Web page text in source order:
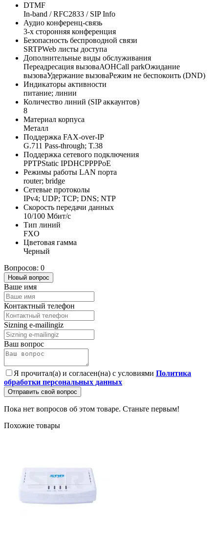
DTMF
In-band / RFC2833 / SIP Info
Аудио конференц-связь
3-х сторонняя конференция
Безопасность беспроводной связи
SRTPWeb листы доступа
Дополнительные виды обслуживания
Переадресация вызоваАОНCall parkОжидание
вызоваУдержание вызоваРежим не беспокоить (DND)
Индикаторы активности
питание; линии
Количество линий (SIP аккаунтов)
8
Материал корпуса
Металл
Поддержка FAX-over-IP
G.711 Pass-through; T.38
Поддержка сетевого подключения
PPTPStatic IPDHCPPPPoE
Режимы работы LAN порта
router; bridge
Сетевые протоколы
IPv4; UDP; TCP; DNS; NTP
Скорость передачи данных
10/100 Мбит/c
Тип линий
FXO
Цветовая гамма
Черный
Вопросов: 0
Новый вопрос
Ваше имя
Контактный телефон
Sizning e-mailingiz
Ваш вопрос
Я прочитал(а) и согласен(на) с условиями Политика
обработки персональных данных
Отправить свой вопрос
Пока нет вопросов об этом товаре. Станьте первым!
Похожие товары